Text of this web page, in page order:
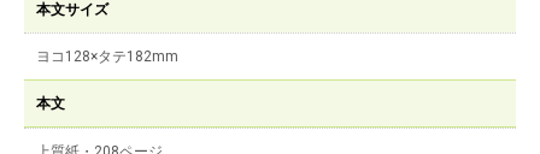
本文サイズ
ヨコ128×タテ182mm
本文